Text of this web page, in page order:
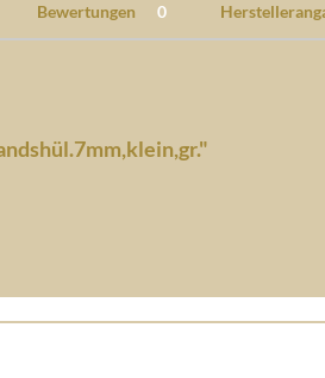
Bewertungen 0